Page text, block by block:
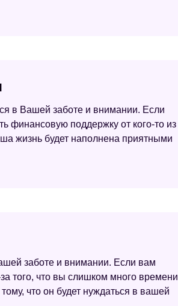
в Вашей заботе и внимании. Если
финансовую поддержку от кого-то из
жизнь будет наполнена приятными
заботе и внимании. Если вам
того, что вы слишком много времени
что он будет нуждаться в вашей